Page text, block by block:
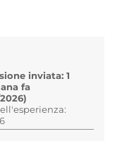
inviata: 1
fa